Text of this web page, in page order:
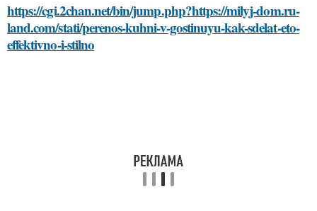
https://cgi.2chan.net/bin/jump.php?https://milyj-dom.ru-
land.com/stati/perenos-kuhni-v-gostinuyu-kak-sdelat-eto-
effektivno-i-stilno